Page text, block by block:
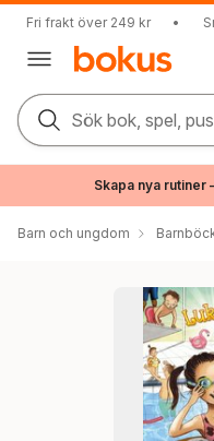
Fri frakt över 249 kr •
Sök bok, spel,
Skapa nya rutiner
Barn och ungdom